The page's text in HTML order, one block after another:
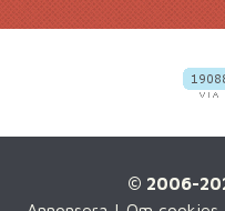
© 2006-